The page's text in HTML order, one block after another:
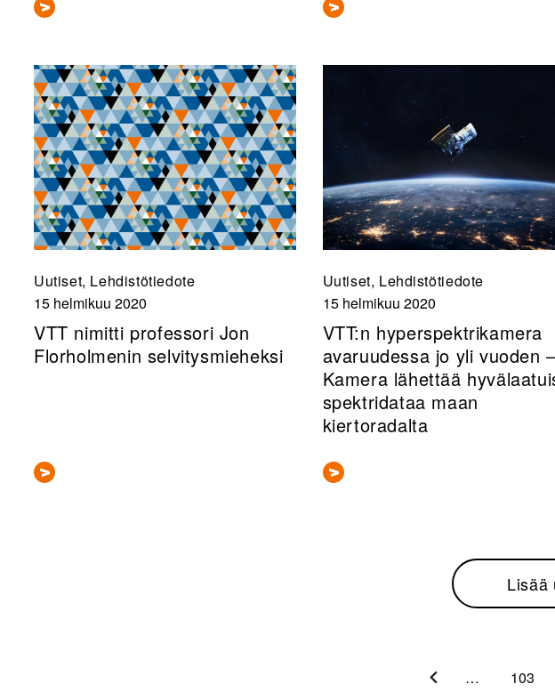
Uutiset, Lehdistötiedote
15 helmikuu 2020
VTT nimitti professori Jon
Florholmenin selvitysmieheksi
Uutiset, Lehdistötiedote
15 helmikuu 2020
VTT:n hyperspektrikamera
avaruudessa jo yli vuoden –
Kamera lähettää
spektridataa maan
kiertoradalta
Lisää
… 103